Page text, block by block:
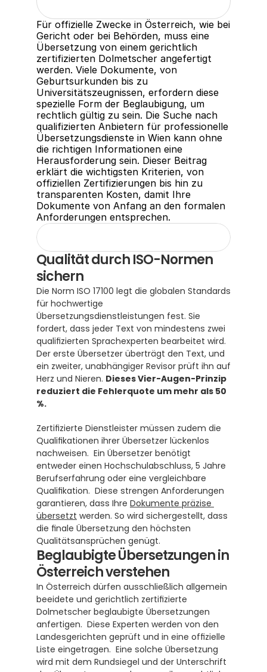
Für offizielle Zwecke in Österreich, wie bei
Gericht oder bei Behörden, muss eine
Übersetzung von einem gerichtlich
zertifizierten Dolmetscher angefertigt
werden. Viele Dokumente, von
Geburtsurkunden bis zu
Universitätszeugnissen, erfordern diese
spezielle Form der Beglaubigung, um
rechtlich gültig zu sein. Die Suche nach
qualifizierten Anbietern für professionelle
Übersetzungsdienste in Wien kann ohne
die richtigen Informationen eine
Herausforderung sein. Dieser Beitrag
erklärt die wichtigsten Kriterien, von
offiziellen Zertifizierungen bis hin zu
transparenten Kosten, damit Ihre
Dokumente von Anfang an den formalen
Anforderungen entsprechen.
Qualität durch ISO-Normen
sichern
Die Norm ISO 17100 legt die globalen Standards
für hochwertige
Übersetzungsdienstleistungen fest. Sie
fordert, dass jeder Text von mindestens zwei
qualifizierten Sprachexperten bearbeitet wird.
Der erste Übersetzer überträgt den Text, und
ein zweiter, unabhängiger Revisor prüft ihn auf
Herz und Nieren. Dieses Vier-Augen-Prinzip
reduziert die Fehlerquote um mehr als 50
%.
Zertifizierte Dienstleister müssen zudem die
Qualifikationen ihrer Übersetzer lückenlos
nachweisen.  Ein Übersetzer benötigt
entweder einen Hochschulabschluss, 5 Jahre
Berufserfahrung oder eine vergleichbare
Qualifikation.  Diese strengen Anforderungen
garantieren, dass Ihre Dokumente präzise
übersetzt werden. So wird sichergestellt, dass
die finale Übersetzung den höchsten
Qualitätsansprüchen genügt.
Beglaubigte Übersetzungen in
Österreich verstehen
In Österreich dürfen ausschließlich allgemein
beeidete und gerichtlich zertifizierte
Dolmetscher beglaubigte Übersetzungen
anfertigen.  Diese Experten werden von den
Landesgerichten geprüft und in eine offizielle
Liste eingetragen.  Eine solche Übersetzung
wird mit dem Rundsiegel und der Unterschrift